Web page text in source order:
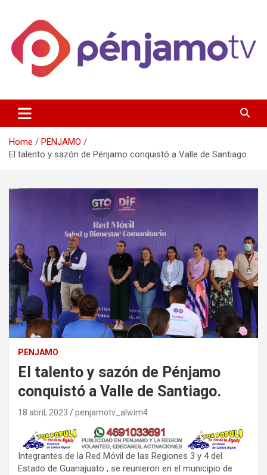
content
Penjamotv
Gto y la region.
Home
PENJAMO
El talento y sazón de Pénjamo conquistó a Valle de Santiago.
PENJAMO
El talento y sazón de Pénjamo
conquistó a Valle de Santiago.
18 abril, 2023 penjamotv_alwim4
Integrantes de la Red Móvil de las Regiones 3 y 4 del
Estado de Guanajuato , se reunieron en el municipio de